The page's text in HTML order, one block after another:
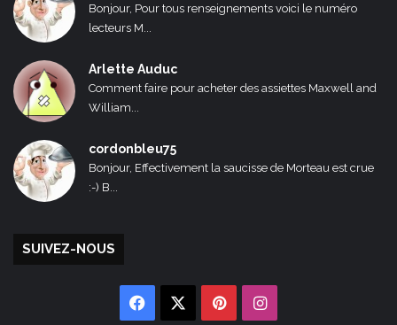
Bonjour, Pour tous renseignements voici le numéro
lecteurs M...
Arlette Auduc
Comment faire pour acheter des assiettes Maxwell and
William...
cordonbleu75
Bonjour, Effectivement la saucisse de Morteau est crue
:-) B...
SUIVEZ-NOUS
Facebook PinterestInstagram